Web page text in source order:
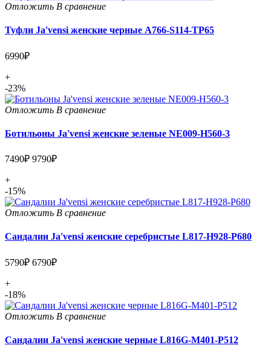
Отложить В сравнение
Туфли Ja'vensi женские черные A766-S114-TP65
6990₽
+
-23%
Отложить В сравнение
Ботильоны Ja'vensi женские зеленые NE009-H560-3
7490₽ 9790₽
+
-15%
Отложить В сравнение
Сандалии Ja'vensi женские серебристые L817-H928-P680
5790₽ 6790₽
+
-18%
Отложить В сравнение
Сандалии Ja'vensi женские черные L816G-M401-P512